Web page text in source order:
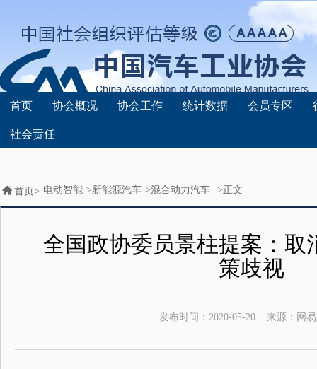
首页 协会概况 协会工作 统计数据 会员专区
社会责任
首页> 电动智能 >新能源汽车 >混合动力汽车 >正文
全国政协委员景柱提案：取
策歧视
发布时间： 2020-05-20 来源： 网